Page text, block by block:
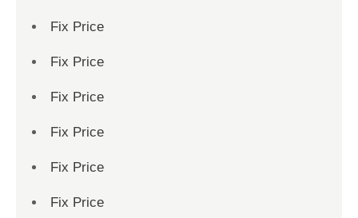
Fix Price
Fix Price
Fix Price
Fix Price
Fix Price
Fix Price